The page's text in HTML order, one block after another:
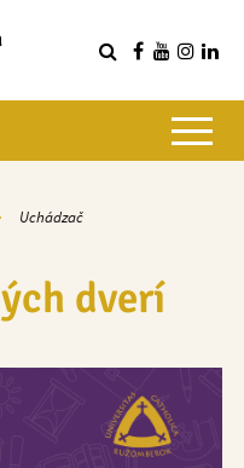
Uchádzač
dverí